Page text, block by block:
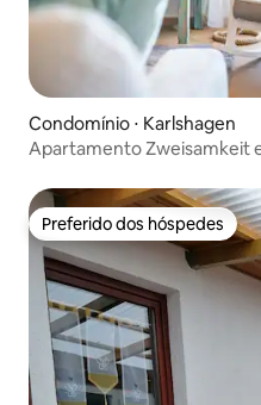
Condomínio ⋅ Karlshagen
Apartamento Zweisamkeit
Preferido dos hóspedes
Preferido dos hóspedes